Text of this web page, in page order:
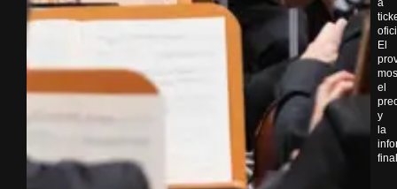
a
El
el
y
la